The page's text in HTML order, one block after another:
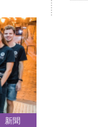
新聞